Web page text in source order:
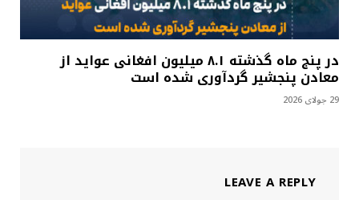
در پنج ماه گذشته ۸.۱ میلیون افغانی عواید از
معادن پنجشیر گردآوری شده است
29 جولای 2026
LEAVE A REPLY